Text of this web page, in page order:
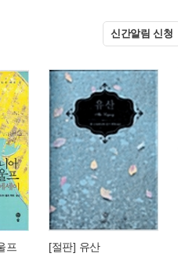
신간알림 신청
프
[절판] 유산